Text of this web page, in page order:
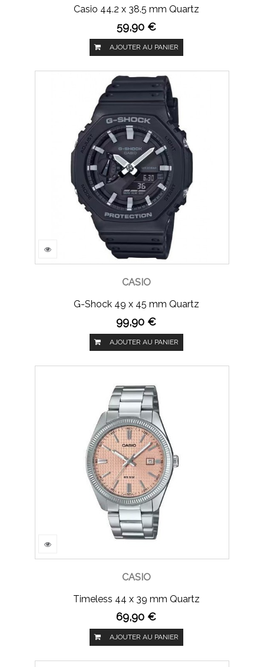
Casio 44.2 x 38.5 mm Quartz
59,90 €
AJOUTER AU PANIER
CASIO
G-Shock 49 x 45 mm Quartz
99,90 €
AJOUTER AU PANIER
CASIO
Timeless 44 x 39 mm Quartz
69,90 €
AJOUTER AU PANIER